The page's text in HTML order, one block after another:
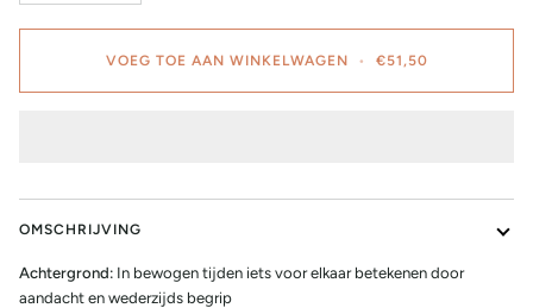
VOEG TOE AAN WINKELWAGEN • €51,50
OMSCHRIJVING
Achtergrond: In bewogen tijden iets voor elkaar betekenen door
aandacht en wederzijds begrip